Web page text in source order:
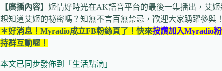
【廣播內容】 姬情好時光在AK語音平台的最後一集播出，艾
想知道艾姬的祕密嗎？知無不言百無禁忌，歡迎大家踴躍參與！
＊好消息！Myradio成立FB粉絲頁了！快來按讚加入Myradio
持群互動喔！
本文已同步發佈到「生活點滴」